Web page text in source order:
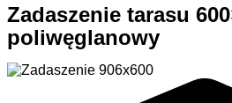
Zadaszenie tarasu
poliwęglanowy